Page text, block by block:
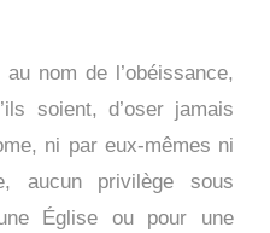
nom de l’obéissance,
soient, d’oser jamais
ni par eux-mêmes ni
aucun privilège sous
Église ou pour une